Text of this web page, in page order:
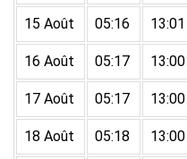
15 Août 05:16 13:01
16 Août 05:17 13:00
17 Août 05:17 13:00
18 Août 05:18 13:00